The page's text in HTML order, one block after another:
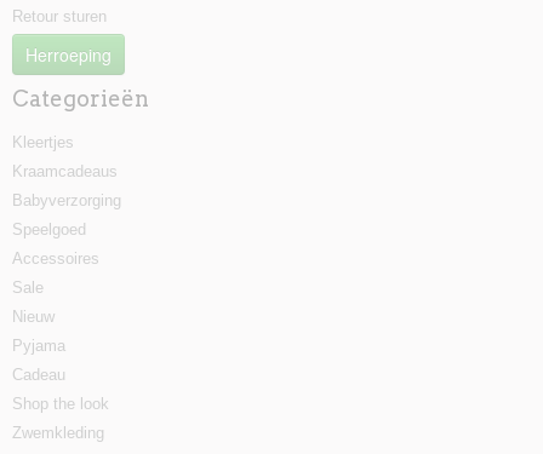
Retour sturen
Herroeping
Categorieën
Kleertjes
Kraamcadeaus
Babyverzorging
Speelgoed
Accessoires
Sale
Nieuw
Pyjama
Cadeau
Shop the look
Zwemkleding